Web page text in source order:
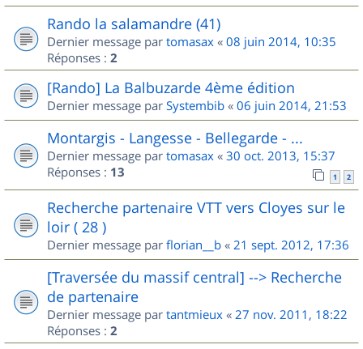
Rando la salamandre (41)
Dernier message par tomasax « 08 juin 2014, 10:35
Réponses : 2
[Rando] La Balbuzarde 4ème édition
Dernier message par Systembib « 06 juin 2014, 21:53
Montargis - Langesse - Bellegarde - ...
Dernier message par tomasax « 30 oct. 2013, 15:37
Réponses : 13 1 2
Recherche partenaire VTT vers Cloyes sur le
loir ( 28 )
Dernier message par florian__b « 21 sept. 2012, 17:36
[Traversée du massif central] --> Recherche
de partenaire
Dernier message par tantmieux « 27 nov. 2011, 18:22
Réponses : 2